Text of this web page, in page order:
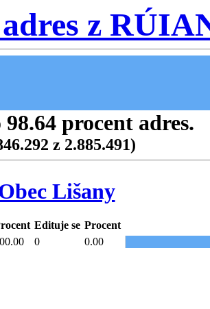
z
procent adres.
z 2.885.491)
Lišany
Edituje se Procent
0 0.00